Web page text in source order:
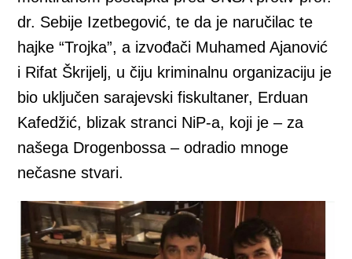
dr. Sebije Izetbegović, te da je naručilac te
hajke “Trojka”, a izvođači Muhamed Ajanović
i Rifat Škrijelj, u čiju kriminalnu organizaciju je
bio uključen sarajevski fiskultaner, Erduan
Kafedžić, blizak stranci NiP-a, koji je – za
našega Drogenbossa – odradio mnoge
nečasne stvari.